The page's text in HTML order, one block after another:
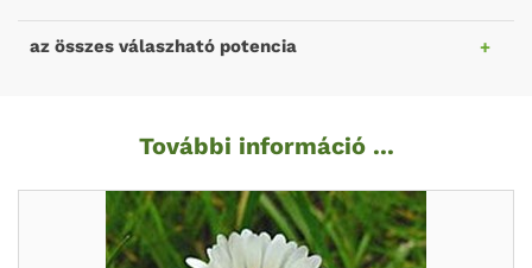
az összes válaszható potencia
További információ ...